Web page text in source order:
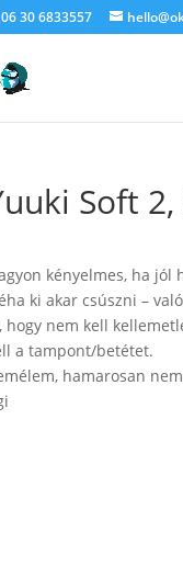
06 30 6833557
Soft
kényelmes, ha jól
ki akar csúszni –
hogy nem kell
a tampont/betétet.
hamarosan